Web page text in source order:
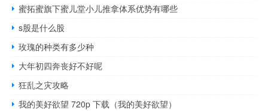
蜜拓蜜旗下蜜儿堂小儿推拿体系优势有哪些
s股是什么股
玫瑰的种类有多少种
大年初四奔丧好不好呢
狂乱之灾攻略
我的美好欲望 720p 下载（我的美好欲望）